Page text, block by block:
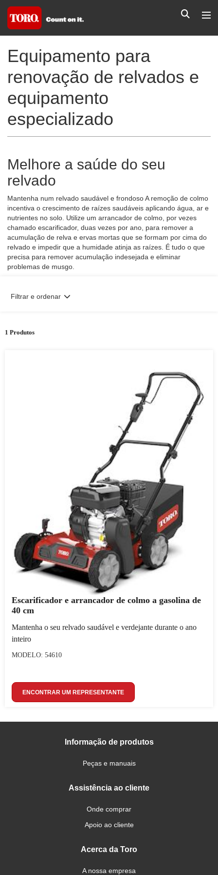
Equipamento para
renovação de relvados e
equipamento
especializado
Melhore a saúde do seu
relvado
Mantenha num relvado saudável e frondoso A remoção de colmo
incentiva o crescimento de raízes saudáveis aplicando água, ar e
nutrientes no solo. Utilize um arrancador de colmo, por vezes
chamado escarificador, duas vezes por ano, para remover a
acumulação de relva e ervas mortas que se formam por cima do
relvado e impedir que a humidade atinja as raízes. É tudo o que
precisa para remover acumulação indesejada e eliminar
problemas de musgo.
1 Produtos
Filtrar e ordenar
Escarificador e arrancador de colmo a gasolina de
40 cm
Mantenha o seu relvado saudável e verdejante durante o ano
inteiro
MODELO: 54610
ENCONTRAR UM REPRESENTANTE
Informação de produtos
Peças e manuais
Assistência ao cliente
Onde comprar
Apoio ao cliente
Acerca da Toro
A nossa empresa